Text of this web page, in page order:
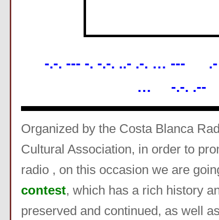
-.-. --- -. -.-. ..- .-. … --- .-
… -.-. .--
Organized by the Costa Blanca
Cultural Association, in order to
radio , on this occasion we are
contest, which has a rich history
preserved and continued, as well